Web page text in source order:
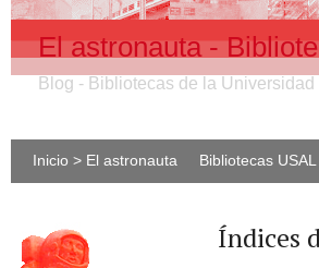
El astronauta -
Blog - Bibliotecas de la
Inicio > El astronauta Bibliotecas USAL
Índices